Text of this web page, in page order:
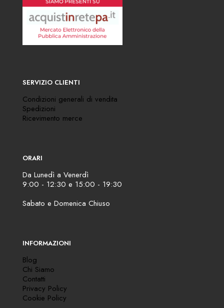
SERVIZIO CLIENTI
Condizioni generali di vendita
Spedizioni
Ricevimento merce
ORARI
Da Lunedì a Venerdì
9:00 - 12:30 e 15:00 - 19:30
Sabato e Domenica Chiuso
INFORMAZIONI
Blog
Chi Siamo
Contatti
Privacy Policy
Cookie Policy